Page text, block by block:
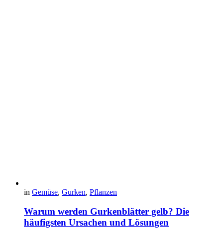
in Gemüse, Gurken, Pflanzen
Warum werden Gurkenblätter gelb? Die
häufigsten Ursachen und Lösungen